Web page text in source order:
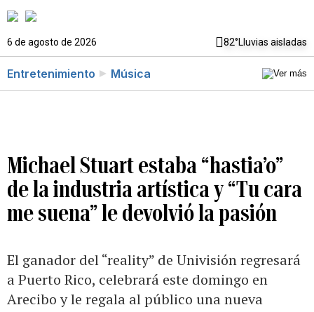
6 de agosto de 2026 82°Lluvias aisladas
Entretenimiento Música
Michael Stuart estaba “hastia’o”
de la industria artística y “Tu cara
me suena” le devolvió la pasión
El ganador del “reality” de Univisión regresará
a Puerto Rico, celebrará este domingo en
Arecibo y le regala al público una nueva